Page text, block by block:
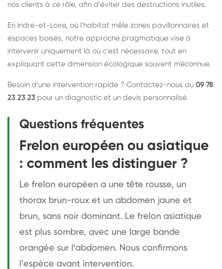
nos clients à ce rôle, afin d'éviter des destructions inutiles.
En Indre-et-Loire, où l'habitat mêle zones pavillonnaires et
espaces boisés, notre approche pragmatique vise à
intervenir uniquement là où c'est nécessaire, tout en
expliquant cette dimension écologique souvent méconnue.
Besoin d'une intervention rapide ? Contactez-nous au 09 78
23 23 23 pour un diagnostic et un devis personnalisé.
Questions fréquentes
Frelon européen ou asiatique
: comment les distinguer ?
Le frelon européen a une tête rousse, un
thorax brun-roux et un abdomen jaune et
brun, sans noir dominant. Le frelon asiatique
est plus sombre, avec une large bande
orangée sur l’abdomen. Nous confirmons
l’espèce avant intervention.